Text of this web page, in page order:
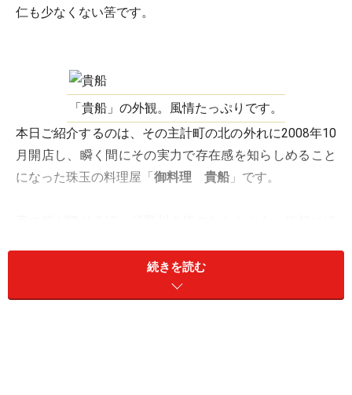
仁も少なくない筈です。
「貴船」の外観。風情たっぷりです。
本日ご紹介するのは、その主計町の北の外れに2008年10
月開店し、瞬く間にその実力で存在感を知らしめること
になった珠玉の料理屋「御料理 貴船 」です。
見ながらそぞろ歩き、「中の橋」を過ぎてもうしばらく
北に向かうと、左手にほんのりと灯りのともる町家が現
続きを読む